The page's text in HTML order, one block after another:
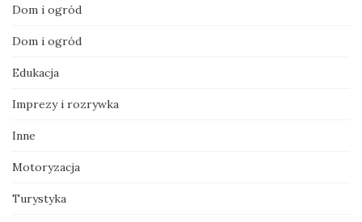
Dom i ogród
Dom i ogród
Edukacja
Imprezy i rozrywka
Inne
Motoryzacja
Turystyka